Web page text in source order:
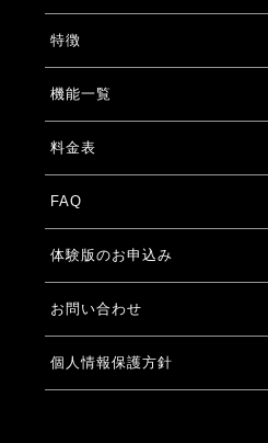
特徴
機能一覧
料金表
FAQ
体験版のお申込み
お問い合わせ
個人情報保護方針